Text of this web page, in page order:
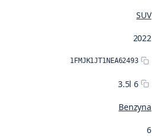
SUV
2022
1FMJK1JT1NEA62493
3.5l 6
Benzyna
6